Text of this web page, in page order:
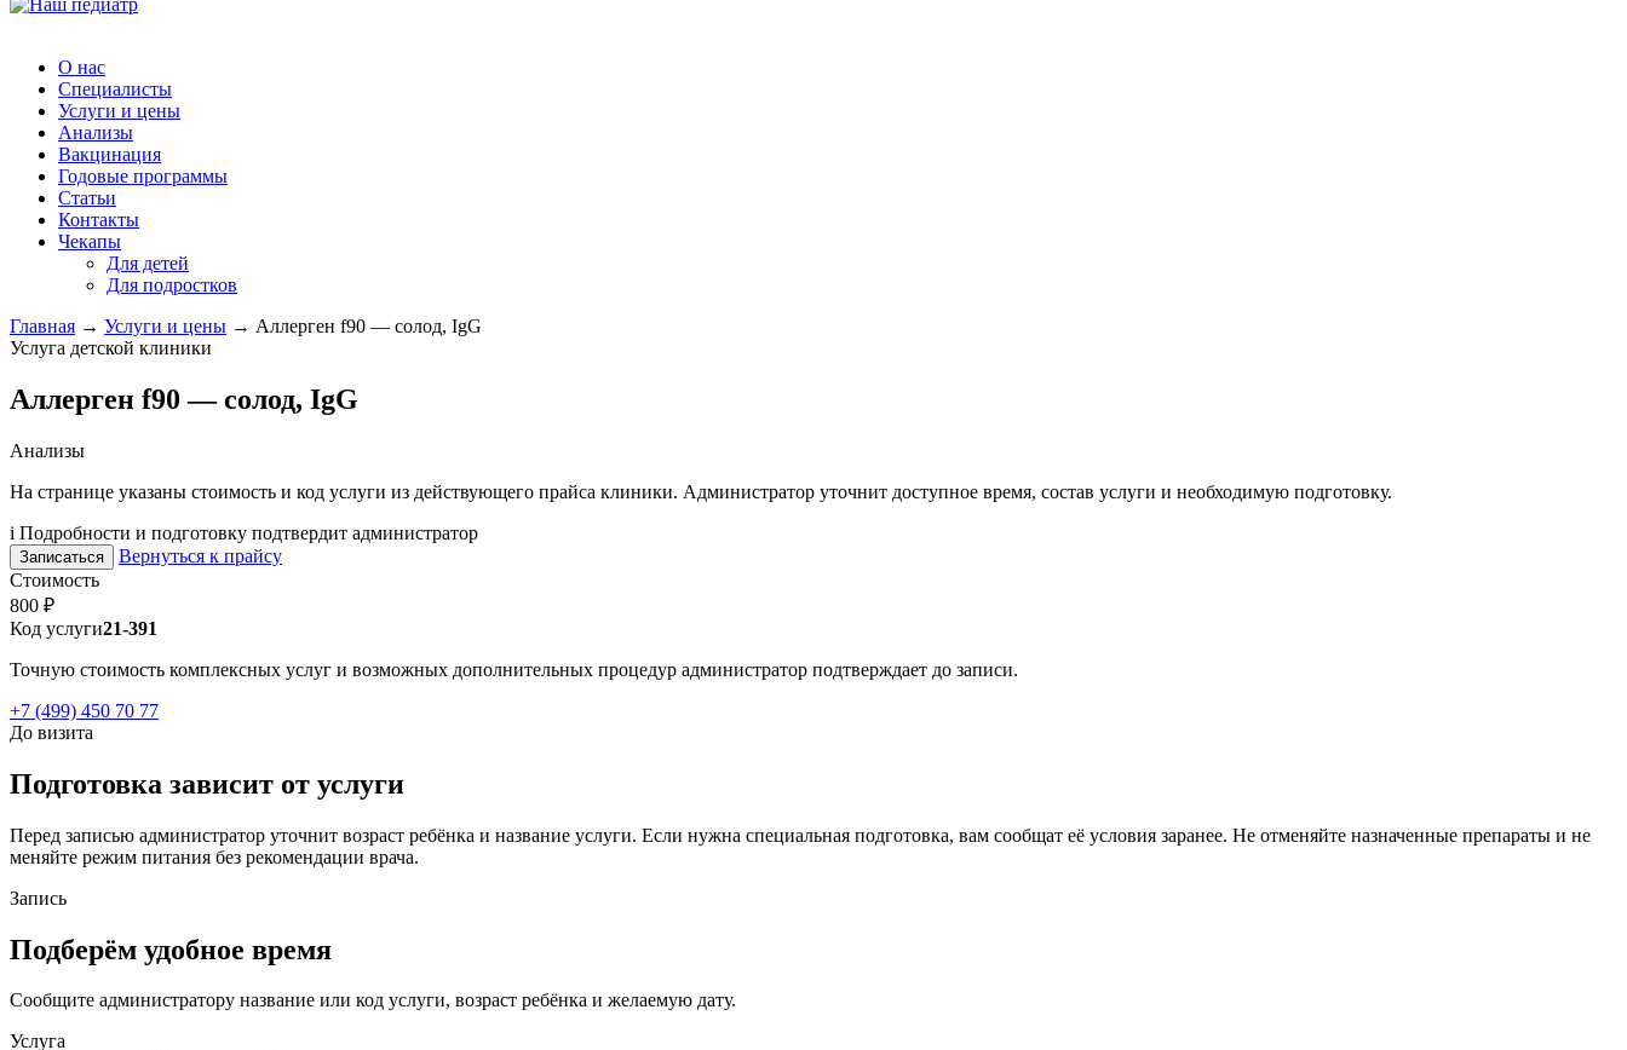
О нас
Специалисты
Услуги и цены
Анализы
Вакцинация
Годовые программы
Статьи
Контакты
Чекапы
Для детей
Для подростков
Главная → Услуги и цены → Аллерген f90 — солод, IgG
Услуга детской клиники
Аллерген f90 — солод, IgG
Анализы
На странице указаны стоимость и код услуги из действующего прайса клиники. Администратор уточнит доступное время, состав услуги и необходимую подготовку.
i Подробности и подготовку подтвердит администратор
Записаться
Вернуться к прайсу
Стоимость
800 ₽
Код услуги21-391
Точную стоимость комплексных услуг и возможных дополнительных процедур администратор подтверждает до записи.
+7 (499) 450 70 77
До визита
Подготовка зависит от услуги
Перед записью администратор уточнит возраст ребёнка и название услуги. Если нужна специальная подготовка, вам сообщат её условия заранее. Не отменяйте назначенные препараты и не
меняйте режим питания без рекомендации врача.
Запись
Подберём удобное время
Сообщите администратору название или код услуги, возраст ребёнка и желаемую дату.
Услуга